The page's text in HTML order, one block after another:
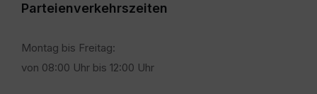
Parteienverkehrszeiten
Montag bis Freitag:
von 08:00 Uhr bis 12:00 Uhr